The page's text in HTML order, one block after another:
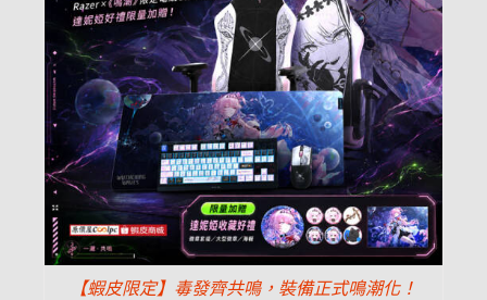
【蝦皮限定】毒發齊共鳴，裝備正式鳴潮化！